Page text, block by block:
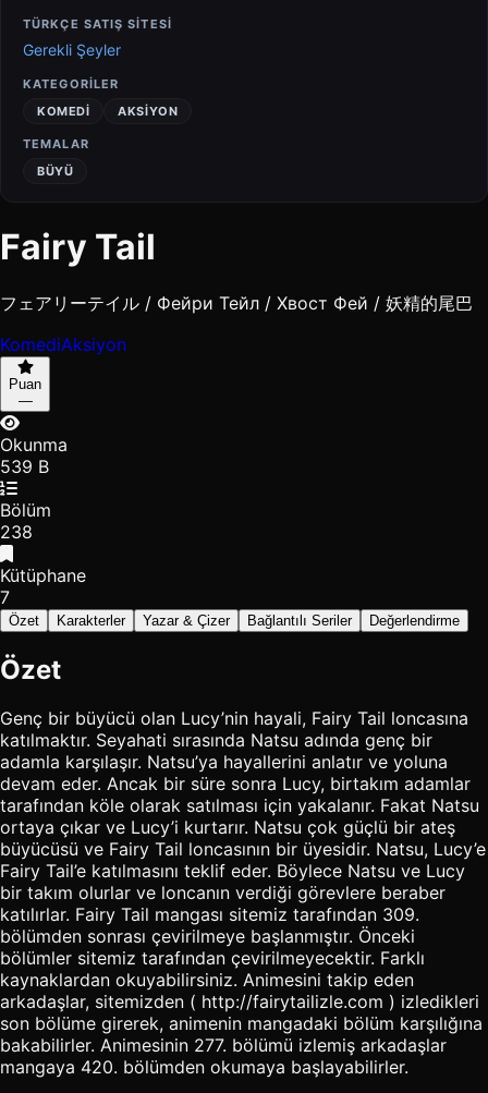
TÜRKÇE SATIŞ SİTESİ
Gerekli Şeyler
KATEGORILER
KOMEDI
AKSIYON
TEMALAR
BÜYÜ
Fairy Tail
フェアリーテイル / Фейри Тейл / Хвост Фей / 妖精的尾巴
KomediAksiyon
Puan
—
Okunma
539 B
Bölüm
238
Kütüphane
7
Özet Karakterler Yazar & Çizer Bağlantılı Seriler Değerlendirme
Özet
Genç bir büyücü olan Lucy’nin hayali, Fairy Tail loncasına
katılmaktır. Seyahati sırasında Natsu adında genç bir
adamla karşılaşır. Natsu’ya hayallerini anlatır ve yoluna
devam eder. Ancak bir süre sonra Lucy, birtakım adamlar
tarafından köle olarak satılması için yakalanır. Fakat Natsu
ortaya çıkar ve Lucy’i kurtarır. Natsu çok güçlü bir ateş
büyücüsü ve Fairy Tail loncasının bir üyesidir. Natsu, Lucy’e
Fairy Tail’e katılmasını teklif eder. Böylece Natsu ve Lucy
bir takım olurlar ve loncanın verdiği görevlere beraber
katılırlar. Fairy Tail mangası sitemiz tarafından 309.
bölümden sonrası çevirilmeye başlanmıştır. Önceki
bölümler sitemiz tarafından çevirilmeyecektir. Farklı
kaynaklardan okuyabilirsiniz. Animesini takip eden
arkadaşlar, sitemizden ( http://fairytailizle.com ) izledikleri
son bölüme girerek, animenin mangadaki bölüm karşılığına
bakabilirler. Animesinin 277. bölümü izlemiş arkadaşlar
mangaya 420. bölümden okumaya başlayabilirler.